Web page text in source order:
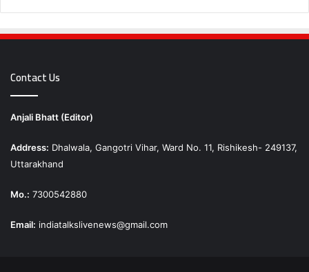
Contact Us
Anjali Bhatt (Editor)
Address: Dhalwala, Gangotri Vihar, Ward No. 11, Rishikesh- 249137,
Uttarakhand
Mo.: 7300542880
Email: indiatalkslivenews@gmail.com